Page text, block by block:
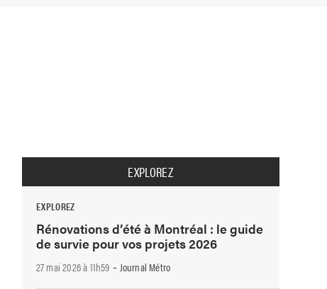
EXPLOREZ
EXPLOREZ
Rénovations d’été à Montréal : le guide
de survie pour vos projets 2026
27 mai 2026 à 11h59 - Journal Métro